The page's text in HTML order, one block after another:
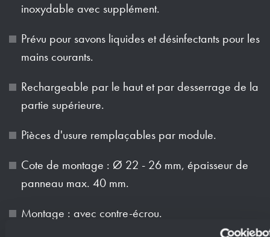
inoxydable avec supplément.
Prévu pour savons liquides et désinfectants pour les
mains courants.
Rechargeable par le haut et par desserrage de la
partie supérieure.
Pièces d'usure remplaçables par module.
Cote de montage : Ø 22 - 26 mm, épaisseur de
panneau max. 40 mm.
Montage : avec contre-écrou.